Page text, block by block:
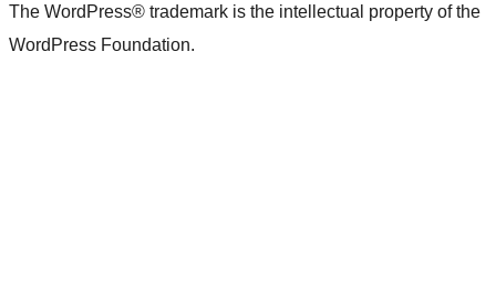
The WordPress® trademark is the intellectual property of the
WordPress Foundation.